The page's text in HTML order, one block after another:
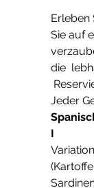
Erleben
Sie auf
die
Jeder
I